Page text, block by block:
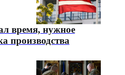
время, нужное
производства